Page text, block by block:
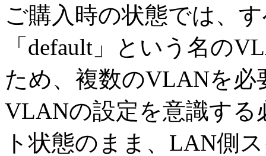
ご購入時の状態では、
「default」という名の
ため、複数のVLANを
VLANの設定を意識す
ト状態のまま、LAN側